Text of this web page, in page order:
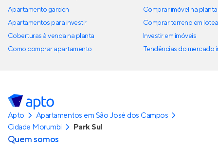
Apartamento garden
Apartamentos para investir
Coberturas à venda na planta
Como comprar apartamento
Comprar imóvel na planta
Comprar terreno em
Investir em imóveis
Tendências do mercado
Apto
Apartamentos em São José dos Campos
Cidade Morumbi
Park Sul
Quem somos